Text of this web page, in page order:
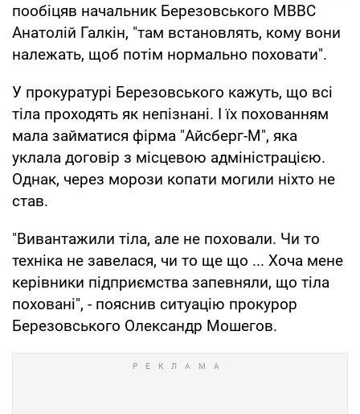
пообіцяв начальник Березовського МВВС
Анатолій Галкін, "там встановлять, кому вони
належать, щоб потім нормально поховати".
У прокуратурі Березовського кажуть, що всі
тіла проходять як непізнані. І їх похованням
мала займатися фірма "Айсберг-М", яка
уклала договір з місцевою адміністрацією.
Однак, через морози копати могили ніхто не
став.
"Вивантажили тіла, але не поховали. Чи то
техніка не завелася, чи то ще що ... Хоча мене
керівники підприємства запевняли, що тіла
поховані", - пояснив ситуацію прокурор
Березовського Олександр Мошегов.